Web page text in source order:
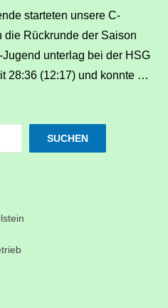
starteten unsere C-
die Rückrunde der Saison
unterlag bei der HSG
28:36 (12:17) und konnte …
SUCHEN